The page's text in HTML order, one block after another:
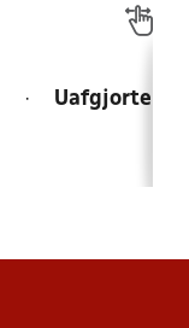
· Uafgjorte